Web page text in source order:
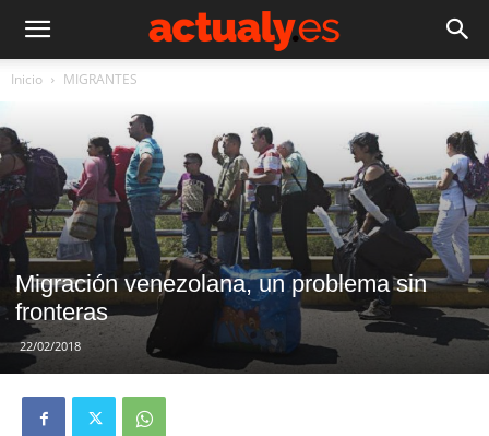
Inicio MIGRANTES
Migración venezolana, un problema sin
fronteras
22/02/2018